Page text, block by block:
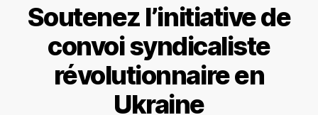
Soutenez l’initiative de
convoi syndicaliste
révolutionnaire en
Ukraine